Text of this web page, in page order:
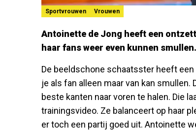
Sportvrouwen Vrouwen
Antoinette de Jong heeft een
haar fans weer even kunnen smullen.
De beeldschone schaatsster heeft
je als fan alleen maar van kan
beste kanten naar voren te halen. Die
trainingsvideo. Ze balanceert op haar
er toch een partij goed uit. Antoinette